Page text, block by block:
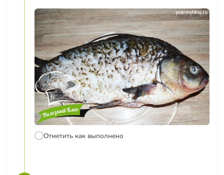
Отметить как выполнено